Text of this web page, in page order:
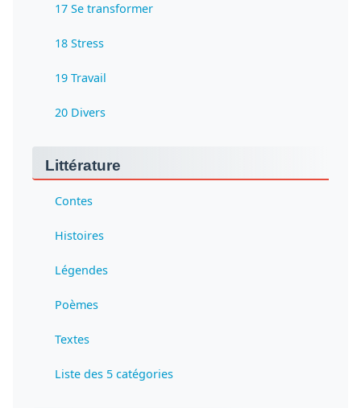
17 Se transformer
18 Stress
19 Travail
20 Divers
Littérature
Contes
Histoires
Légendes
Poèmes
Textes
Liste des 5 catégories